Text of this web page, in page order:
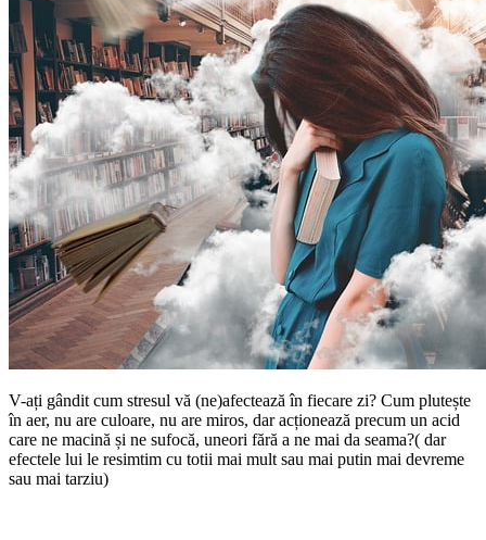
V-ați gândit cum stresul vă (ne)afectează în fiecare zi? Cum plutește
în aer, nu are culoare, nu are miros, dar acționează precum un acid
care ne macină și ne sufocă, uneori fără a ne mai da seama?( dar
efectele lui le resimtim cu totii mai mult sau mai putin mai devreme
sau mai tarziu)